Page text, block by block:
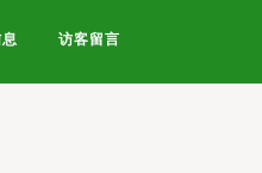
访客留言